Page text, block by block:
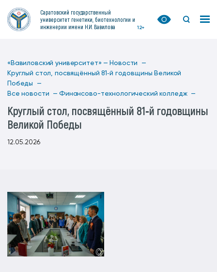
Саратовский государственный
университет генетики, биотехнологии и
инженерии имени Н.И. Вавилова
12+
«Вавиловский университет» — Новости —
Круглый стол, посвящённый 81‑й годовщины Великой
Победы —
Все новости — Финансово-технологический колледж —
Круглый стол, посвящённый 81‑й годовщины
Великой Победы
12.05.2026